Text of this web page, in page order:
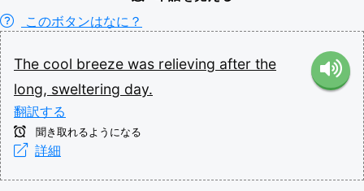
このボタンはなに？
The cool breeze was relieving after the
long, sweltering day.
翻訳する
聞き取れるようになる
詳細